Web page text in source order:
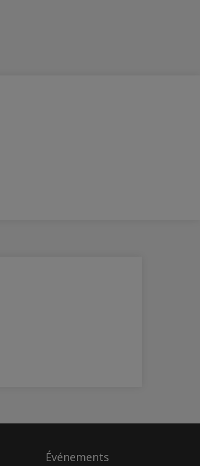
Événements